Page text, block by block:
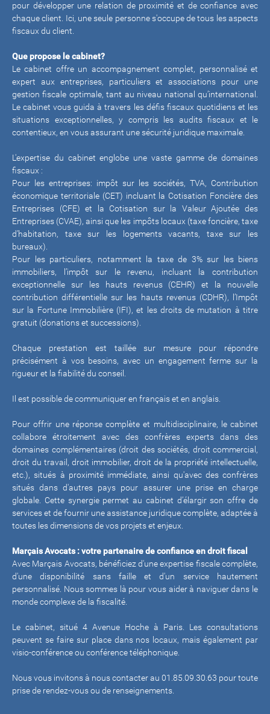
pour développer une relation de proximité et de confiance avec
chaque client. Ici, une seule personne s'occupe de tous les aspects
fiscaux du client.
Que propose le cabinet?
Le cabinet offre un accompagnement complet, personnalisé et
expert aux entreprises, particuliers et associations pour une
gestion fiscale optimale, tant au niveau national qu’international.
Le cabinet vous guida à travers les défis fiscaux quotidiens et les
situations exceptionnelles, y compris les audits fiscaux et le
contentieux, en vous assurant une sécurité juridique maximale.
L'expertise du cabinet englobe une vaste gamme de domaines
fiscaux :
Pour les entreprises: impôt sur les sociétés, TVA, Contribution
économique territoriale (CET) incluant la Cotisation Foncière des
Entreprises (CFE) et la Cotisation sur la Valeur Ajoutée des
Entreprises (CVAE), ainsi que les impôts locaux (taxe foncière, taxe
d’habitation, taxe sur les logements vacants, taxe sur les
bureaux).
Pour les particuliers, notamment la taxe de 3% sur les biens
immobiliers, l’impôt sur le revenu, incluant la contribution
exceptionnelle sur les hauts revenus (CEHR) et la nouvelle
contribution différentielle sur les hauts revenus (CDHR), l’Impôt
sur la Fortune Immobilière (IFI), et les droits de mutation à titre
gratuit (donations et successions).
Chaque prestation est taillée sur mesure pour répondre
précisément à vos besoins, avec un engagement ferme sur la
rigueur et la fiabilité du conseil.
Il est possible de communiquer en français et en anglais.
​​​​​​​Pour offrir une réponse complète et multidisciplinaire, le cabinet
collabore étroitement avec des confrères experts dans des
domaines complémentaires (droit des sociétés, droit commercial,
droit du travail, droit immobilier, droit de la propriété intellectuelle,
etc.), situés à proximité immédiate, ainsi qu'avec des confrères
situés dans d'autres pays pour assurer une prise en charge
globale. Cette synergie permet au cabinet d’élargir son offre de
services et de fournir une assistance juridique complète, adaptée à
toutes les dimensions de vos projets et enjeux.
Marçais Avocats : votre partenaire de confiance en droit fiscal
Avec Marçais Avocats, bénéficiez d'une expertise fiscale complète,
d'une disponibilité sans faille et d'un service hautement
personnalisé. Nous sommes là pour vous aider à naviguer dans le
monde complexe de la fiscalité.
Le cabinet, situé 4 Avenue Hoche à Paris. Les consultations
peuvent se faire sur place dans nos locaux, mais également par
visio-conférence ou conférence téléphonique.
Nous vous invitons à nous contacter au 01.85.09.30.63 pour toute
prise de rendez-vous ou de renseignements.